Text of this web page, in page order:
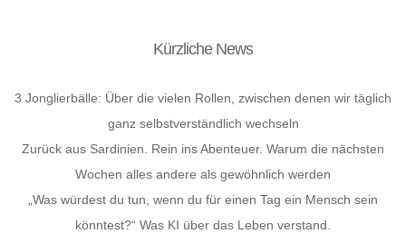
Kürzliche News
3 Jonglierbälle: Über die vielen Rollen, zwischen denen wir täglich
ganz selbstverständlich wechseln
Zurück aus Sardinien. Rein ins Abenteuer. Warum die nächsten
Wochen alles andere als gewöhnlich werden
„Was würdest du tun, wenn du für einen Tag ein Mensch sein
könntest?“ Was KI über das Leben verstand.